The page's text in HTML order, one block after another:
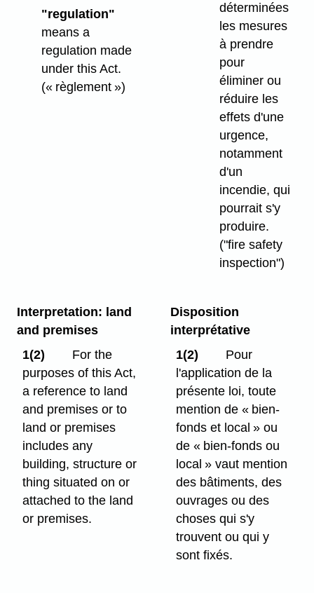
"regulation"
means a
regulation made
under this Act.
(« règlement »)
déterminées
les mesures
à prendre
pour
éliminer ou
réduire les
effets d'une
urgence,
notamment
d'un
incendie, qui
pourrait s'y
produire.
("fire safety
inspection")
Interpretation: land
and premises
1(2)
For the
purposes of this Act,
a reference to land
and premises or to
land or premises
includes any
building, structure or
thing situated on or
attached to the land
or premises.
Disposition
interprétative
1(2)
Pour
l'application de la
présente loi, toute
mention de « bien-
fonds et local » ou
de « bien-fonds ou
local » vaut mention
des bâtiments, des
ouvrages ou des
choses qui s'y
trouvent ou qui y
sont fixés.